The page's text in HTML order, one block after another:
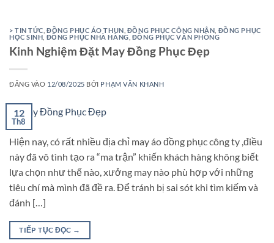
> TIN TỨC ,ĐỒNG PHỤC ÁO THUN ĐỒNG PHỤC CÔNG NHÂN ĐỒNG PHỤC
HỌC SINH, ĐỒNG PHỤC NHÀ HÀNG ĐỒNG PHỤC VĂN PHÒNG
Kinh Nghiệm Đặt May Đồng Phục Đẹp
ĐĂNG VÀO 12/08/2025 BỞI PHẠM VĂN KHANH
12
Th8
Hiện nay, có rất nhiều địa chỉ may áo đồng phục công ty ,điều
này đã vô tình tạo ra “ma trận” khiến khách hàng không biết
lựa chọn như thế nào, xưởng may nào phù hợp với những
tiêu chí mà mình đã đề ra. Để tránh bị sai sót khi tìm kiếm và
đánh […]
TIẾP TỤC ĐỌC →